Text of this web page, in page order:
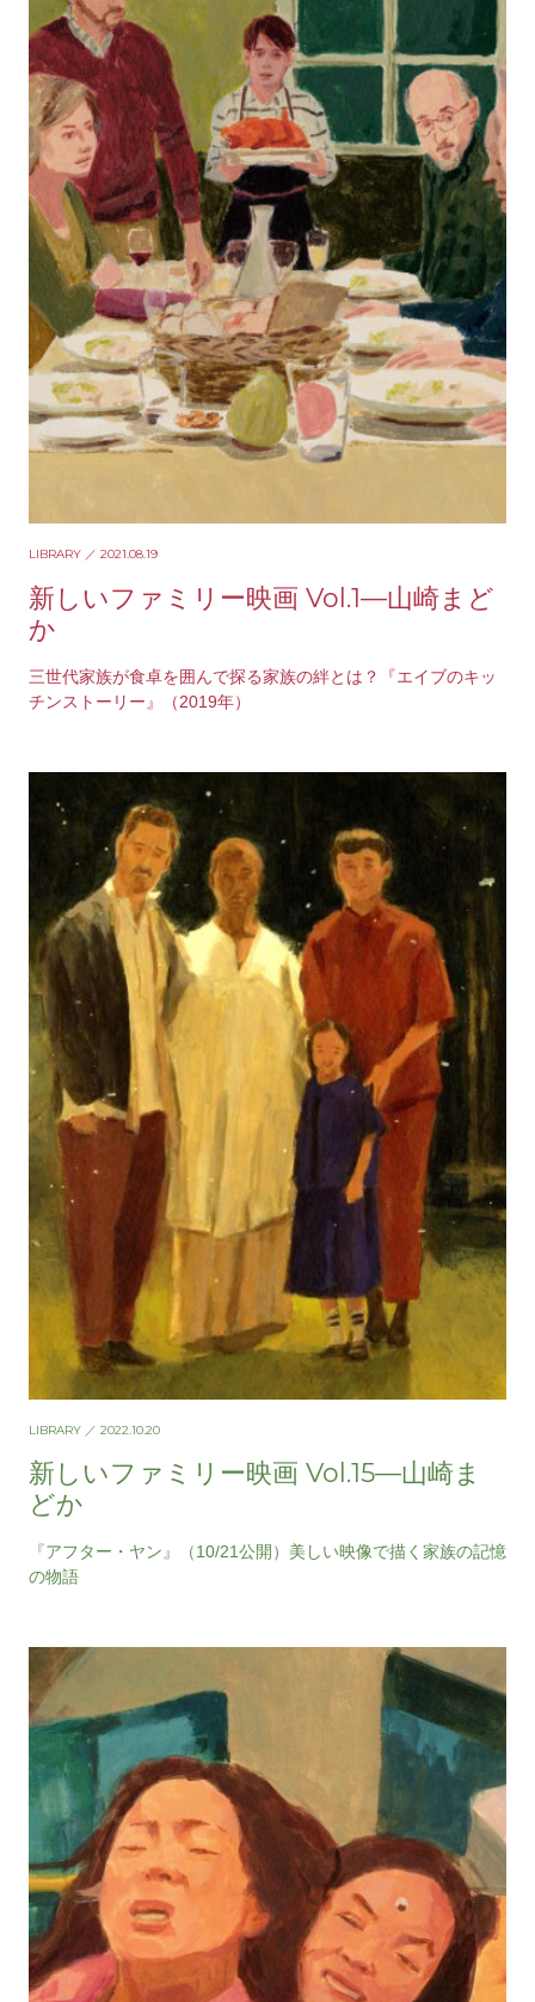
LIBRARY ／ 2021.08.19
新しいファミリー映画 Vol.1—山崎まど
か
三世代家族が食卓を囲んで探る家族の絆とは？『エイブのキッ
チンストーリー』（2019年）
LIBRARY ／ 2022.10.20
新しいファミリー映画 Vol.15—山崎ま
どか
『アフター・ヤン』（10/21公開）美しい映像で描く家族の記憶
の物語